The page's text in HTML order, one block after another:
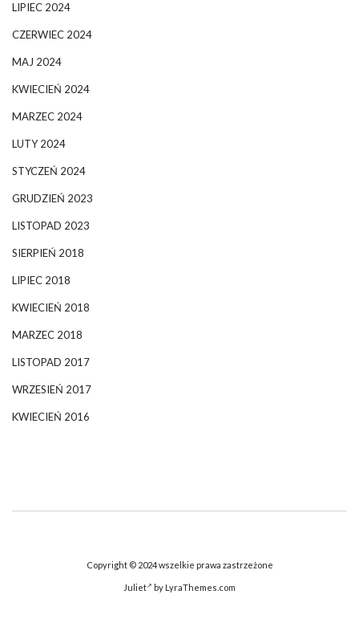
LIPIEC 2024
CZERWIEC 2024
MAJ 2024
KWIECIEŃ 2024
MARZEC 2024
LUTY 2024
STYCZEŃ 2024
GRUDZIEŃ 2023
LISTOPAD 2023
SIERPIEŃ 2018
LIPIEC 2018
KWIECIEŃ 2018
MARZEC 2018
LISTOPAD 2017
WRZESIEŃ 2017
KWIECIEŃ 2016
Copyright © 2024 wszelkie prawa zastrzeżone
Juliet by LyraThemes.com